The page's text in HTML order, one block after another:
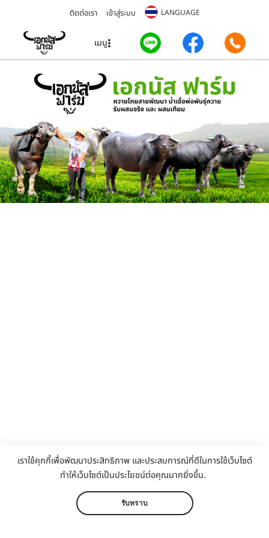
เราใช้คุกกี้เพื่อพัฒนาประสิทธิภาพ และประสบการณ์ที่ดีในการใช้เว็บไซต์
ทำให้เว็บไซต์เป็นประโยชน์ต่อคุณมากยิ่งขึ้น.
รับทราบ
ติดต่อเรา เข้าสู่ระบบ LANGUAGE
เมนู